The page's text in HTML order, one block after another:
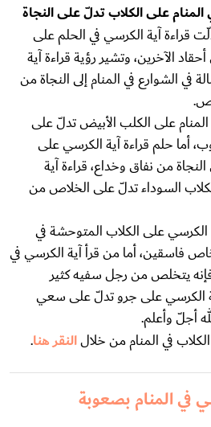
المنام على الكلاب تدلّ على النجاة
قراءة آية الكرسي في الحلم على
الآخرين، وتشير رؤية قراءة آية
في الشوارع في المنام إلى النجاة من
المنام على الكلب الأبيض تدلّ على
حلم قراءة آية الكرسي على
من نفاق وخداع، قراءة آية
السوداء تدلّ على الخلاص من
الكرسي على الكلاب المتوحشة في
فاسقين، أما من قرأ آية الكرسي في
يتخلص من رجل سفيه كثير
الكرسي على جرو تدلّ على سعي
أجلّ وأعلم.
في المنام من خلالالنقر هنا.
في المنام بصعوبة